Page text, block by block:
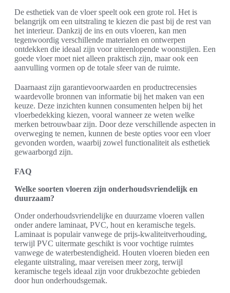
De esthetiek van de vloer speelt ook een grote rol. Het is
belangrijk om een uitstraling te kiezen die past bij de rest van
het interieur. Dankzij de ins en outs vloeren, kan men
tegenwoordig verschillende materialen en ontwerpen
ontdekken die ideaal zijn voor uiteenlopende woonstijlen. Een
goede vloer moet niet alleen praktisch zijn, maar ook een
aanvulling vormen op de totale sfeer van de ruimte.
Daarnaast zijn garantievoorwaarden en productrecensies
waardevolle bronnen van informatie bij het maken van een
keuze. Deze inzichten kunnen consumenten helpen bij het
vloerbedekking kiezen, vooral wanneer ze weten welke
merken betrouwbaar zijn. Door deze verschillende aspecten in
overweging te nemen, kunnen de beste opties voor een vloer
gevonden worden, waarbij zowel functionaliteit als esthetiek
gewaarborgd zijn.
FAQ
Welke soorten vloeren zijn onderhoudsvriendelijk en
duurzaam?
Onder onderhoudsvriendelijke en duurzame vloeren vallen
onder andere laminaat, PVC, hout en keramische tegels.
Laminaat is populair vanwege de prijs-kwaliteitverhouding,
terwijl PVC uitermate geschikt is voor vochtige ruimtes
vanwege de waterbestendigheid. Houten vloeren bieden een
elegante uitstraling, maar vereisen meer zorg, terwijl
keramische tegels ideaal zijn voor drukbezochte gebieden
door hun onderhoudsgemak.